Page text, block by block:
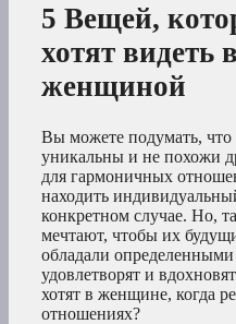
5 Вещей,
хотят видеть
женщиной
Вы можете подумать,
уникальны и не похожи
для гармоничных
находить
конкретном случае. Но,
мечтают, чтобы их
обладали
удовлетворят и
хотят в женщине, когда
отношениях?